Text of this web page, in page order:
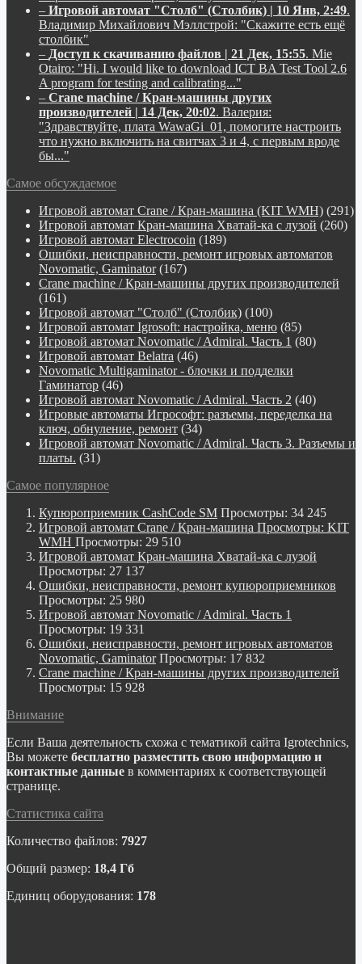
– Игровой автомат "Столб" (Столбик) | 10 Янв, 2:49.
Владимир Михайлович Мэллстрой: "Скажите есть ещё
столбик"
– Доступ к скачиванию файлов | 21 Дек, 15:55. Mie
Otairo: "Hi. I would like to download ICT BA Test Tool 2.6
A program for testing and calibrating..."
– Crane machine / Кран-машины других
производителей | 14 Дек, 20:02. Валерия:
"Здравствуйте, плата WawaGi_01, помогите настроить
что нужно включить на свитчах 3 и 4, с первым вроде
бы..."
Самое обсуждаемое
Игровой автомат Crane / Кран-машина (KIT WMH) (291)
Игровой автомат Кран-машина Хватай-ка с лузой (260)
Игровой автомат Electrocoin (189)
Ошибки, неисправности, ремонт игровых автоматов
Novomatic, Gaminator(167)
Crane machine / Кран-машины других производителей
(161)
Игровой автомат "Столб" (Столбик) (100)
Игровой автомат Igrosoft: настройка, меню (85)
Игровой автомат Novomatic / Admiral. Часть 1 (80)
Игровой автомат Belatra (46)
Novomatiс Multigaminator - блочки и подделки
Гаминатор (46)
Игровой автомат Novomatic / Admiral. Часть 2 (40)
Игровые автоматы Игрософт: разъемы, переделка на
ключ, обнуление, ремонт (34)
Игровой автомат Novomatic / Admiral. Часть 3. Разъемы и
платы. (31)
Самое популярное
Купюроприемник CashCode SM Просмотры: 34 245
Игровой автомат Crane / Кран-машина Просмотры: KIT
WMH Просмотры: 29 510
Игровой автомат Кран-машина Хватай-ка с лузой
Просмотры: 27 137
Ошибки, неисправности, ремонт купюроприемников
Просмотры: 25 980
Игровой автомат Novomatic / Admiral. Часть 1
Просмотры: 19 331
Ошибки, неисправности, ремонт игровых автоматов
Novomatic, Gaminator Просмотры: 17 832
Crane machine / Кран-машины других производителей
Просмотры: 15 928
Внимание
Если Ваша деятельность схожа с тематикой сайта Igrotechnics,
Вы можете бесплатно разместить свою информацию и
контактные данные в комментариях к соответствующей
странице.
Статистика сайта
Количество файлов: 7927
Общий размер: 18,4 Гб
Единиц оборудования: 178